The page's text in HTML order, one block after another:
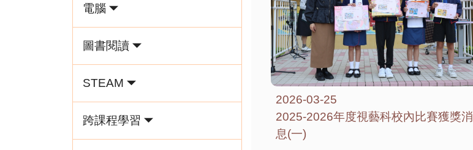
電腦
圖書閱讀
STEAM
跨課程學習
2026-03-25
2025-2026年度視藝科校內比賽獲獎消
息(一)